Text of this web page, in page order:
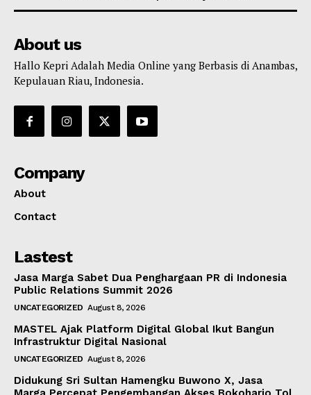
About us
Hallo Kepri Adalah Media Online yang Berbasis di Anambas,
Kepulauan Riau, Indonesia.
Company
About
Contact
Lastest
Jasa Marga Sabet Dua Penghargaan PR di Indonesia
Public Relations Summit 2026
UNCATEGORIZED August 8, 2026
MASTEL Ajak Platform Digital Global Ikut Bangun
Infrastruktur Digital Nasional
UNCATEGORIZED August 8, 2026
Didukung Sri Sultan Hamengku Buwono X, Jasa